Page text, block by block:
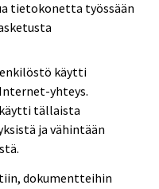
tietokonetta työssään
käytti
yhteys.
tällaista
ja vähintään
dokumentteihin